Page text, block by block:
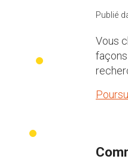
Publié
Vous